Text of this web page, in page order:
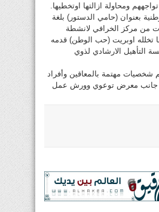
ومحاولة ازالتها اوتخطيها.
بعنوان (حامي الدستور) بلغة
من مركز الخرافي لانشطة
تخلله اوبريت (حب الوطن) قدمه
التأهيل الارشادي لذوي
مهتمة بالمعاقين وأفراد
جانب معرض توعوي وورش عمل